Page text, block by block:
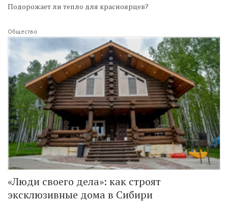
Подорожает ли тепло для красноярцев?
Общество
«Люди своего дела»: как строят
эксклюзивные дома в Сибири